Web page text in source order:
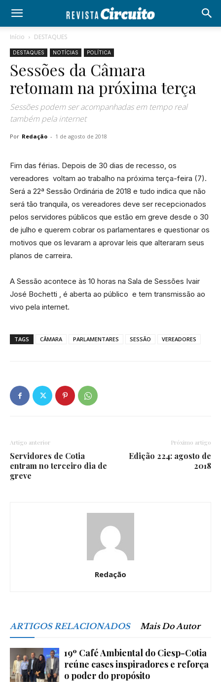
Início DESTAQUES
DESTAQUES NOTÍCIAS POLÍTICA
Sessões da Câmara
retomam na próxima terça
Sessões podem ser acompanhadas em tempo real
também pela internet
Por Redação - 1 de agosto de 2018
Fim das férias. Depois de 30 dias de recesso, os
vereadores voltam ao trabalho na próxima terça-feira (7).
Será a 22ª Sessão Ordinária de 2018 e tudo indica que não
será tão tranquila, os vereadores deve ser recepcionados
pelos servidores públicos que estão em greve desde o 30
de julho e querem cobrar os parlamentares e questionar os
motivos que os levaram a aprovar leis que alteraram seus
planos de carreira.
A Sessão acontece às 10 horas na Sala de Sessões Ivair
José Bochetti , é aberta ao público e tem transmissão ao
vivo pela internet.
TAGS CÂMARA PARLAMENTARES SESSÃO VEREADORES
Artigo anterior
Servidores de Cotia
entram no terceiro dia de
greve
Próximo artigo
Edição 224: agosto de
2018
Redação
ARTIGOS RELACIONADOS Mais Do Autor
19º Café Ambiental do Ciesp-Cotia
reúne cases inspiradores e reforça
o poder do propósito